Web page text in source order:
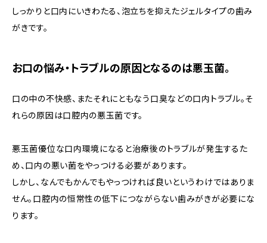
しっかりと口内にいきわたる、泡立ちを抑えたジェルタイプの歯み
がきです。
お口の悩み・トラブルの原因となるのは悪玉菌。
口の中の不快感、またそれにともなう口臭などの口内トラブル。そ
れらの原因は口腔内の悪玉菌です。
悪玉菌優位な口内環境になると治療後のトラブルが発生するた
め、口内の悪い菌をやっつける必要があります。
しかし、なんでもかんでもやっつければ良いというわけではありま
せん。口腔内の恒常性の低下につながらない歯みがきが必要にな
ります。